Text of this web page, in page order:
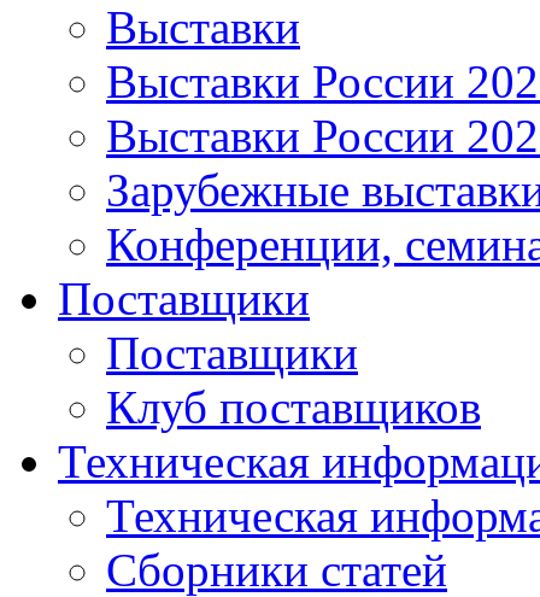
Выставки
Выставки России
Выставки России
Зарубежные
Конференции,
Поставщики
Поставщики
Клуб поставщиков
Техническая
Техническая
Сборники статей